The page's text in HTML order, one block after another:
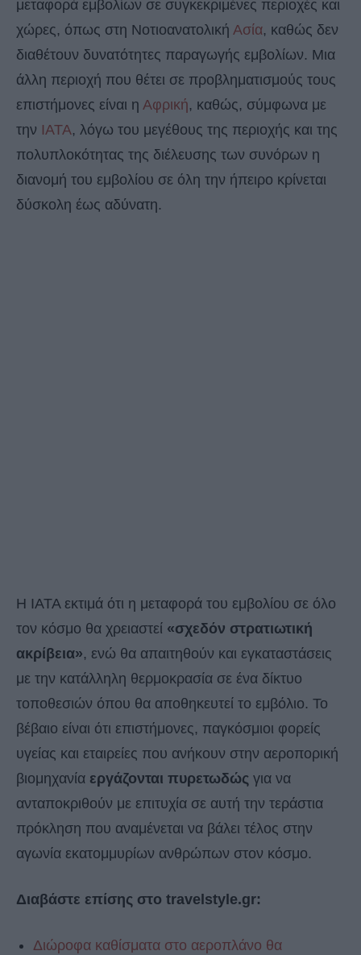
μεταφορά εμβολίων σε συγκεκριμένες περιοχές και
χώρες, όπως στη Νοτιοανατολική Ασία, καθώς δεν
διαθέτουν δυνατότητες παραγωγής εμβολίων. Μια
άλλη περιοχή που θέτει σε προβληματισμούς τους
επιστήμονες είναι η Αφρική, καθώς, σύμφωνα με
την IATA, λόγω του μεγέθους της περιοχής και της
πολυπλοκότητας της διέλευσης των συνόρων η
διανομή του εμβολίου σε όλη την ήπειρο κρίνεται
δύσκολη έως αδύνατη.
Η ΙΑΤΑ εκτιμά ότι η μεταφορά του εμβολίου σε όλο
τον κόσμο θα χρειαστεί «σχεδόν στρατιωτική
ακρίβεια», ενώ θα απαιτηθούν και εγκαταστάσεις
με την κατάλληλη θερμοκρασία σε ένα δίκτυο
τοποθεσιών όπου θα αποθηκευτεί το εμβόλιο. Το
βέβαιο είναι ότι επιστήμονες, παγκόσμιοι φορείς
υγείας και εταιρείες που ανήκουν στην αεροπορική
βιομηχανία εργάζονται πυρετωδώς για να
ανταποκριθούν με επιτυχία σε αυτή την τεράστια
πρόκληση που αναμένεται να βάλει τέλος στην
αγωνία εκατομμυρίων ανθρώπων στον κόσμο.
Διαβάστε επίσης στo travelstyle.gr:
Διώροφα καθίσματα στο αεροπλάνο θα